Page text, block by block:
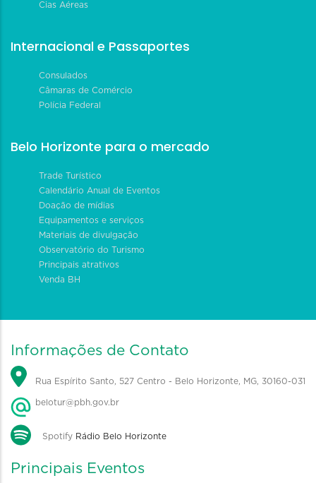
Cias Aéreas
Internacional e Passaportes
Consulados
Câmaras de Comércio
Polícia Federal
Belo Horizonte para o mercado
Trade Turístico
Calendário Anual de Eventos
Doação de mídias
Equipamentos e serviços
Materiais de divulgação
Observatório do Turismo
Principais atrativos
Venda BH
Informações de Contato
Rua Espírito Santo, 527 Centro - Belo Horizonte, MG, 30160-031
belotur@pbh.gov.br
Spotify Rádio Belo Horizonte
Principais Eventos